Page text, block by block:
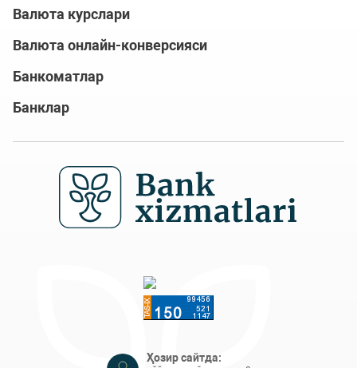
Валюта курслари
Валюта онлайн-конверсияси
Банкоматлар
Банклар
Ҳозир сайтда: